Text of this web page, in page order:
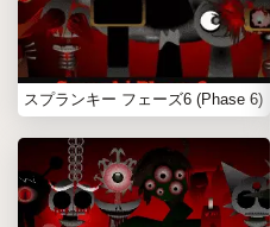
スプランキー フェーズ6 (Phase 6)